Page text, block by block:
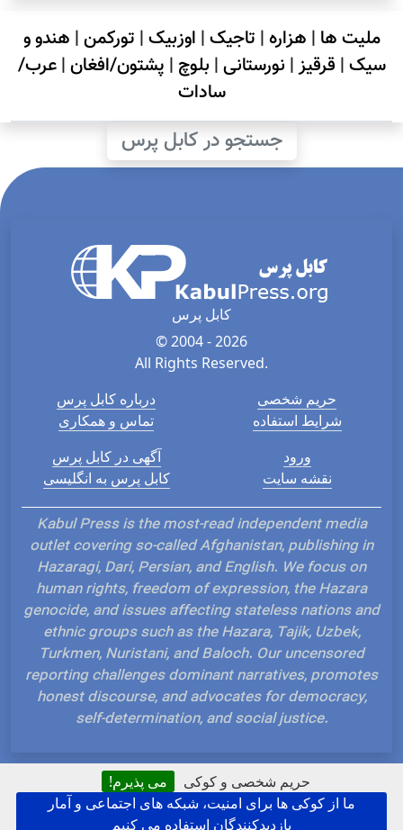
حریم شخصی و کوکی
می پذیرم!
ما از کوکی ها برای امنیت، شبکه های اجتماعی و آمار
بازدیدکنندگان استفاده می کنیم
ملیت ها | هزاره| تاجیک| اوزبیک| تورکمن| هندو و
سیک| قرقیز| نورستانی| بلوچ | پشتون/افغان|عرب/
سادات
جستجو در کابل پرس
کابل پرس
© 2004 - 2026
All Rights Reserved.
درباره کابل پرس
تماس و همکاری
حریم شخصی
شرایط استفاده
آگهی در کابل پرس
کابل پرس به انگلیسی
ورود
نقشه سایت
Kabul Press is the most-read independent media
outlet covering so-called Afghanistan, publishing in
Hazaragi, Dari, Persian, and English. We focus on
human rights, freedom of expression, the Hazara
genocide, and issues affecting stateless nations and
ethnic groups such as the Hazara, Tajik, Uzbek,
Turkmen, Nuristani, and Baloch. Our uncensored
reporting challenges dominant narratives, promotes
honest discourse, and advocates for democracy,
self-determination, and social justice.
Hosted and Developed by IP Plans